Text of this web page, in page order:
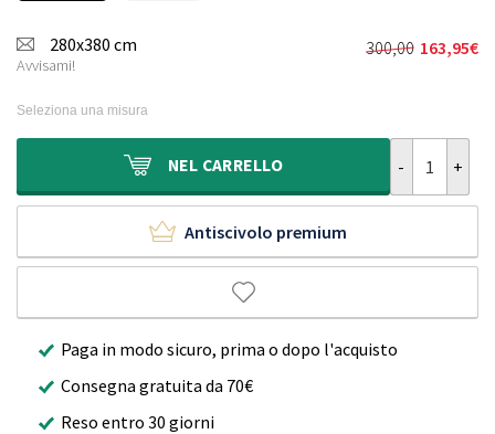
280x380 cm
Avvisami!
300,00
Il
300,00€.
163,95€
Il
163,95€.
Seleziona una misura
NEL CARRELLO
Antiscivolo premium
Paga in modo sicuro, prima o dopo l'acquisto
Consegna gratuita da 70€
Reso entro 30 giorni